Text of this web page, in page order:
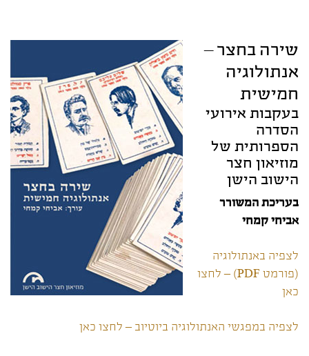
שירה בחצר –
אנתולוגיה
חמישית
בעקבות אירועי
הסדרה
הספרותית של
מוזיאון חצר
הישוב הישן
בעריכת המשורר
אביחי קמחי
לצפיה באנתולוגיה
(פורמט PDF) – לחצו
כאן
לצפיה במפגשי האנתולוגיה ביוטיוב – לחצו כאן